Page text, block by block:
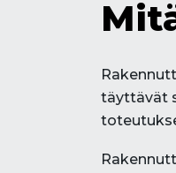
täyttävät